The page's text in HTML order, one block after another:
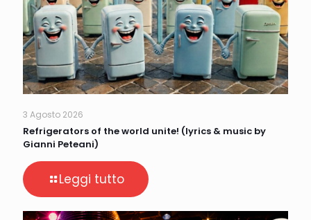
3 Agosto 2026
Refrigerators of the world unite! (lyrics & music by
Gianni Peteani)
Leggi tutto